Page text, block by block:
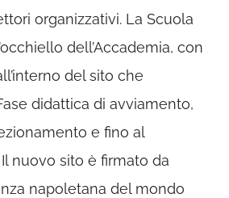
organizzativi. La Scuola
dell’Accademia, con
del sito che
didattica di avviamento,
e fino al
nuovo sito è firmato da
napoletana del mondo